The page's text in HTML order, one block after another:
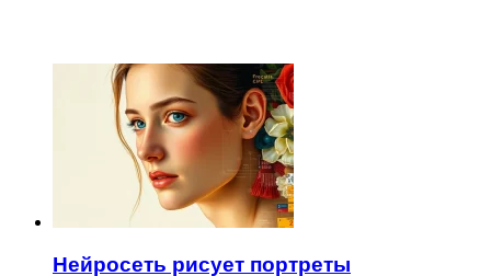
Нейросеть рисует портреты